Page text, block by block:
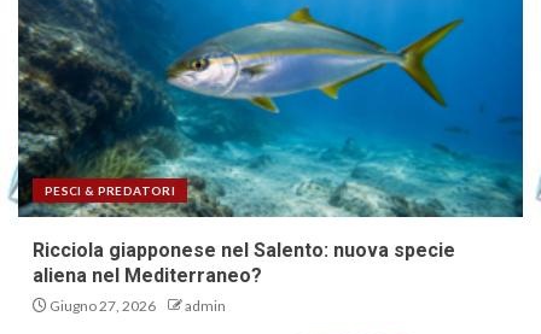
PESCI & PREDATORI
Ricciola giapponese nel Salento: nuova specie
aliena nel Mediterraneo?
Giugno 27, 2026 admin